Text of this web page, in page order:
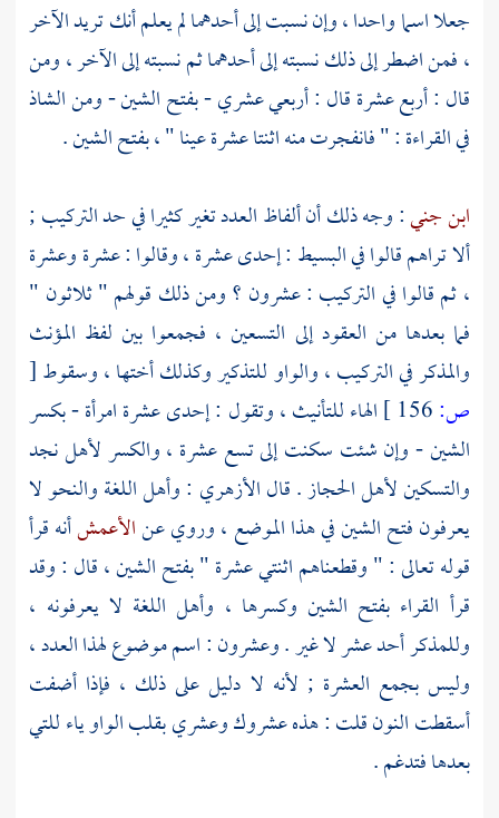
جعلا اسما واحدا ، وإن نسبت إلى أحدهما لم يعلم أنك تريد الآخر
، فمن اضطر إلى ذلك نسبته إلى أحدهما ثم نسبته إلى الآخر ، ومن
قال : أربع عشرة قال : أربعي عشري - بفتح الشين - ومن الشاذ
في القراءة : " فانفجرت منه اثنتا عشرة عينا " ، بفتح الشين .
ابن جني: وجه ذلك أن ألفاظ العدد تغير كثيرا في حد التركيب ;
ألا تراهم قالوا في البسيط : إحدى عشرة ، وقالوا : عشرة وعشرة
، ثم قالوا في التركيب : عشرون ؟ ومن ذلك قولهم " ثلاثون "
فما بعدها من العقود إلى التسعين ، فجمعوا بين لفظ المؤنث
والمذكر في التركيب ، والواو للتذكير وكذلك أختها ، وسقوط[
ص:
الهاء للتأنيث ، وتقول : إحدى عشرة امرأة - بكسر
الشين - وإن شئت سكنت إلى تسع عشرة ، والكسر لأهل نجد
والتسكين لأهل الحجاز . قالالأزهري : وأهل اللغة والنحو لا
يعرفون فتح الشين في هذا الموضع ، وروي عنالأعمشأنه قرأ
قوله تعالى : " وقطعناهم اثنتي عشرة " بفتح الشين ، قال : وقد
قرأ القراء بفتح الشين وكسرها ، وأهل اللغة لا يعرفونه ،
وللمذكر أحد عشر لا غير . وعشرون : اسم موضوع لهذا العدد ،
وليس بجمع العشرة ; لأنه لا دليل على ذلك ، فإذا أضفت
أسقطت النون قلت : هذه عشروك وعشري بقلب الواو ياء للتي
بعدها فتدغم .